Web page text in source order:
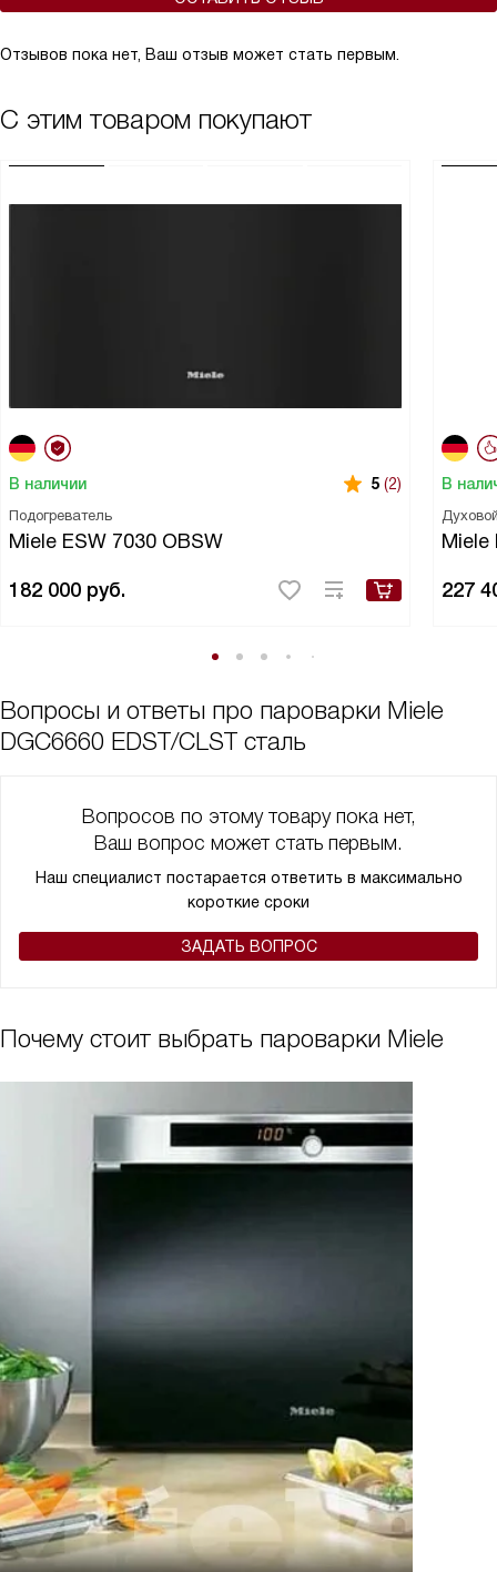
Отзывов пока нет, Ваш отзыв может стать первым.
С этим товаром покупают
В наличии 5 (2)
Подогреватель
Miele ESW 7030 OBSW
182 000 руб.
В
Miele
227
Вопросы и ответы про пароварки Miele
DGC6660 EDST/CLST сталь
Вопросов по этому товару пока нет,
Ваш вопрос может стать первым.
Наш специалист постарается ответить в максимально
короткие сроки
ЗАДАТЬ ВОПРОС
Почему стоит выбрать пароварки Miele